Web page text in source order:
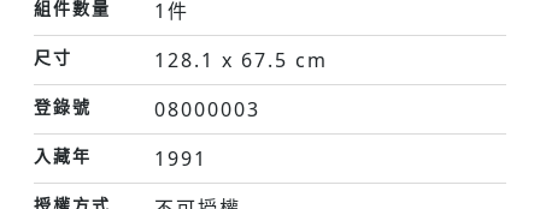
組件數量 1件
尺寸 128.1 x 67.5 cm
登錄號 08000003
入藏年 1991